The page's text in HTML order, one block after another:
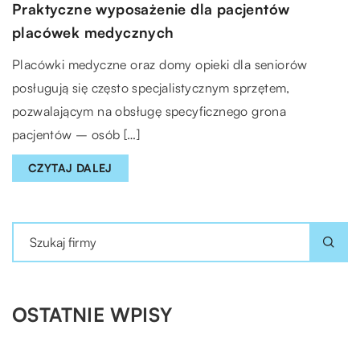
Praktyczne wyposażenie dla pacjentów
placówek medycznych
Placówki medyczne oraz domy opieki dla seniorów
posługują się często specjalistycznym sprzętem,
pozwalającym na obsługę specyficznego grona
pacjentów – osób […]
CZYTAJ DALEJ
OSTATNIE WPISY